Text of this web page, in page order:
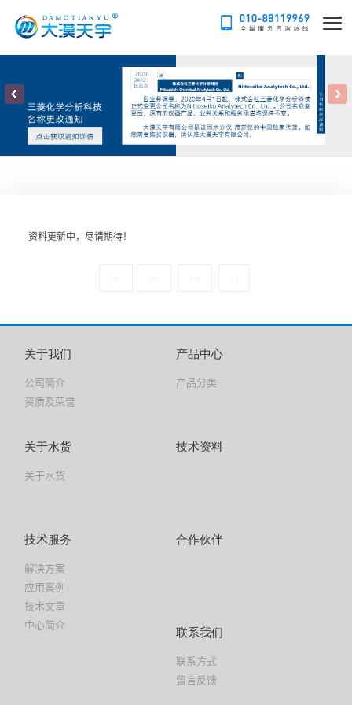
资料更新中，尽请期待！
关于我们
公司简介
资质及荣誉
产品中心
产品分类
关于水货
关于水货
技术资料
技术服务
解决方案
应用案例
技术文章
中心简介
合作伙伴
联系我们
联系方式
留言反馈